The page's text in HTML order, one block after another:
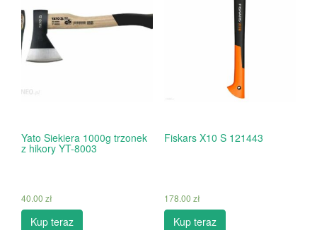
Yato Siekiera 1000g trzonek
z hikory YT-8003
40.00 zł
Kup teraz
Fiskars X10 S 121443
178.00 zł
Kup teraz